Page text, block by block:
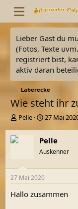
Lieber Gast du
(Fotos, Texte
registriert bist,
aktiv daran
Laberecke
Wie steht ihr
E
t
l
e
Pelle
E
t
e
l
t
m
27 Mai
Pelle
Auskenner
27 Mai 2020
Hallo zusammen